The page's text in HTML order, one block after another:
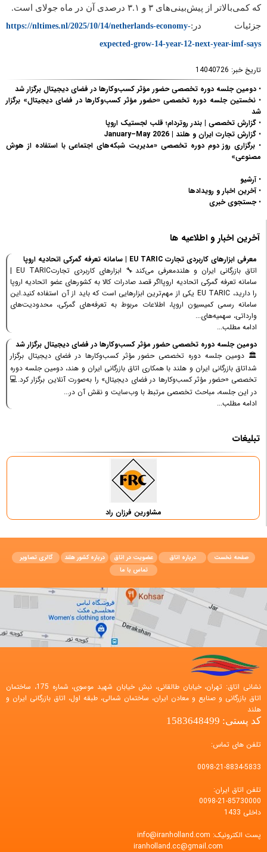
که کمی‌بالاتر از پیش‌بینی‌های ۳ و ۳.۱ درصدی آن در ماه جولای است.
جزئیات در:https://nltimes.nl/2025/10/14/netherlands-economy-
expected-grow-14-year-12-next-year-imf-says
تاریخ خبر: 14040726
• دومین جلسه دوره تخصصی حضور مؤثر کسب‌وکارها در فضای دیجیتال برگزار شد
•نخستین جلسه دوره تخصصی «حضور مؤثر کسب‌وکارها در فضای دیجیتال» برگزار
شد
• گزارش تخصصی | بندر روتردام؛ قلب لجستیک اروپا
• گزارش تجارت ایران و هلند | January–May 2026
• برگزاری روز دوم دوره تخصصی «مدیریت شبکه‌های اجتماعی با استفاده از هوش
مصنوعی»
• آرشیو
• آخرین اخبار و رویدادها
•جستجوی خبری
آخرین اخبار و اطلاعیه ها
معرفی ابزارهای کاربردی تجارت EU TARIC | سامانه تعرفه گمرکی اتحادیه اروپا
اتاق بازرگانی ایران و هلندمعرفی می‌کند🔧 ابزارهای کاربردی تجارتEU TARIC |
سامانه تعرفه گمرکی اتحادیه اروپااگر قصد صادرات کالا به کشورهای عضو اتحادیه اروپا
را دارید، EU TARIC یکی از مهم‌ترین ابزارهایی است که باید از آن استفاده کنید.این
سامانه رسمی کمیسیون اروپا، اطلاعات مربوط به تعرفه‌های گمرکی، محدودیت‌های
وارداتی، سهمیه‌های...
ادامه مطلب...
دومین جلسه دوره تخصصی حضور مؤثر کسب‌وکارها در فضای دیجیتال برگزار شد
🏛 دومین جلسه دوره تخصصی حضور مؤثر کسب‌وکارها در فضای دیجیتال برگزار
شداتاق بازرگانی ایران و هلند با همکاری اتاق بازرگانی ایران و هند، دومین جلسه دوره
تخصصی «حضور مؤثر کسب‌وکارها در فضای دیجیتال» را به‌صورت آنلاین برگزار کرد.💻
در این جلسه، مباحث تخصصی مرتبط با وب‌سایت و نقش آن در...
ادامه مطلب...
تبلیغات
مشاورین فرزان راد
صفحه نخست درباره اتاق عضویت در اتاق درباره کشور هلند
گالری تصاویر
تماس با ما
نشانی اتاق: تهران، خیابان طالقانی، نبش خیابان شهید موسوی، شماره 175، ساختمان
اتاق بازرگانی و صنایع و معادن ایران، ساختمان شمالی، طبقه اول، اتاق بازرگانی ایران و
هلند
کد پستی: 1583648499
تلفن های تماس:
0098-21-8834-5833
تلفن اتاق ایران:
0098-21-85730000
داخلی 1433
پست الکترونیک: info@iranholland.com
iranholland.cc@gmail.com